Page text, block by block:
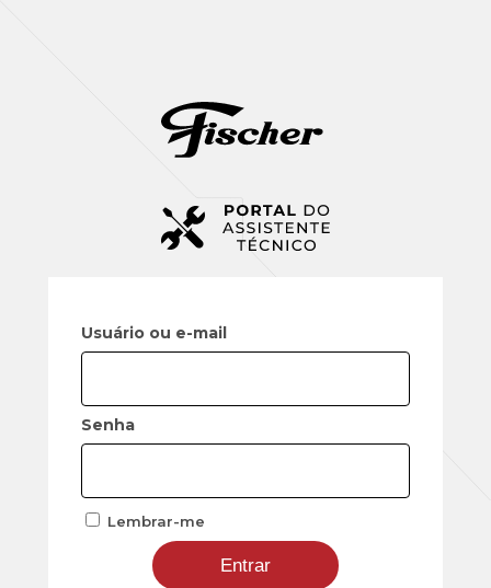
Usuário ou e-mail
Senha
Lembrar-me